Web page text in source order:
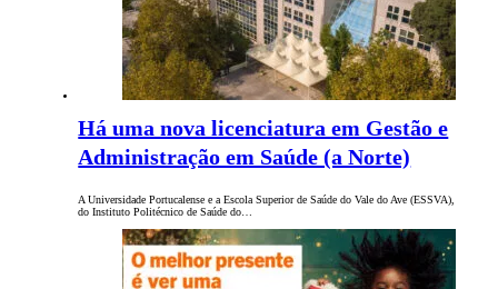
Há uma nova licenciatura em Gestão e
Administração em Saúde (a Norte)
A Universidade Portucalense e a Escola Superior de Saúde do Vale do Ave (ESSVA),
do Instituto Politécnico de Saúde do…